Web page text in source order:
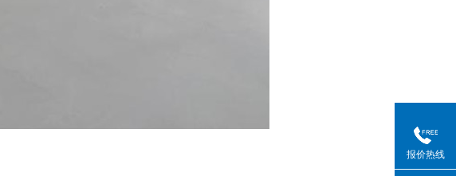
报价热线